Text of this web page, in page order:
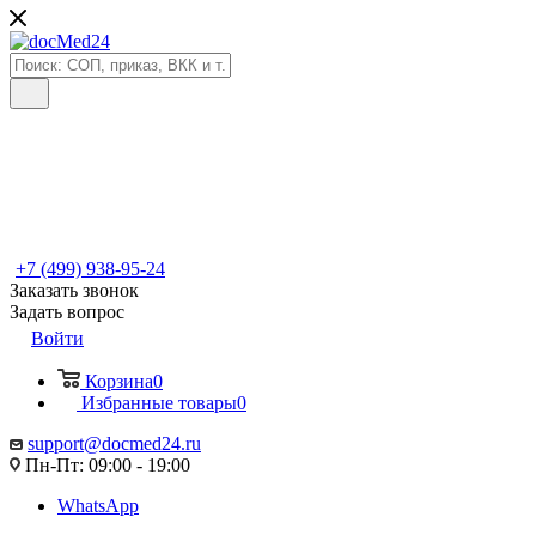
+7 (499) 938-95-24
Заказать звонок
Задать вопрос
Войти
Корзина0
Избранные товары0
support@docmed24.ru
Пн-Пт: 09:00 - 19:00
WhatsApp